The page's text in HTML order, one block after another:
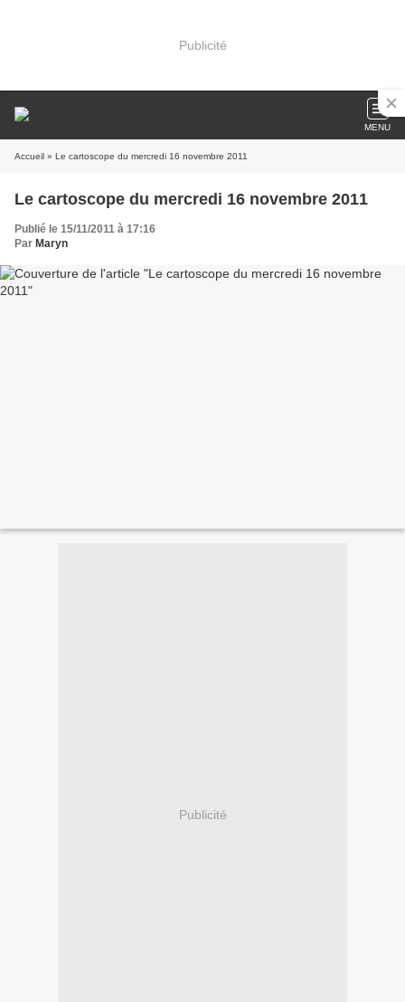
Publicité
MENU
Accueil » Le cartoscope du mercredi 16 novembre 2011
Le cartoscope du mercredi 16 novembre 2011
Publié le 15/11/2011 à 17:16
Par Maryn
Publicité